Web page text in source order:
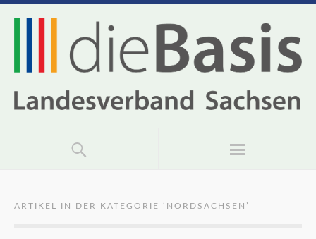
ARTIKEL IN DER KATEGORIE ‘ NORDSACHSEN ’